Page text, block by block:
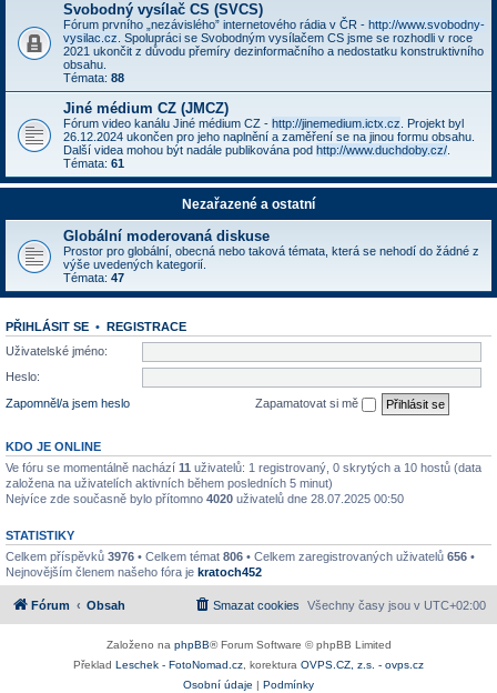
Svobodný vysílač CS (SVCS)
Fórum prvního „nezávislého” internetového rádia v ČR - http://www.svobodny-
vysilac.cz . Spolupráci se Svobodným vysílačem CS jsme se rozhodli v roce
2021 ukončit z důvodu přemíry dezinformačního a nedostatku konstruktivního
obsahu.
Témata: 88
Jiné médium CZ (JMCZ)
Fórum video kanálu Jiné médium CZ - http://jinemedium.ictx.cz . Projekt byl
26.12.2024 ukončen pro jeho naplnění a zaměření se na jinou formu obsahu.
Další videa mohou být nadále publikována pod http://www.duchdoby.cz/
Témata: 61
Nezařazené a ostatní
Globální moderovaná diskuse
Prostor pro globální, obecná nebo taková témata, která se nehodí do žádné z
výše uvedených kategorií.
Témata: 47
PŘIHLÁSIT SE • REGISTRACE
Uživatelské jméno:
Heslo:
Zapomněl/a jsem heslo
Zapamatovat si mě
KDO JE ONLINE
Ve fóru se momentálně nachází 11 uživatelů: 1 registrovaný, 0 skrytých a 10 hostů (data
založena na uživatelích aktivních během posledních 5 minut)
Nejvíce zde současně bylo přítomno 4020 uživatelů dne 28.07.2025 00:50
STATISTIKY
Celkem příspěvků 3976 • Celkem témat 806 • Celkem zaregistrovaných uživatelů 656 •
Nejnovějším členem našeho fóra je kratoch452
Fórum Obsah Všechny časy jsou v UTC+02:00
Smazat cookies
Založeno na phpBB® Forum Software © phpBB Limited
Překlad Leschek - FotoNomad.cz , korektura OVPS.CZ, z.s. - ovps.cz
Osobní údaje | Podmínky